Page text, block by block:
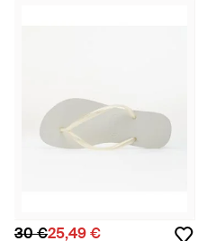
30 €25,49 €